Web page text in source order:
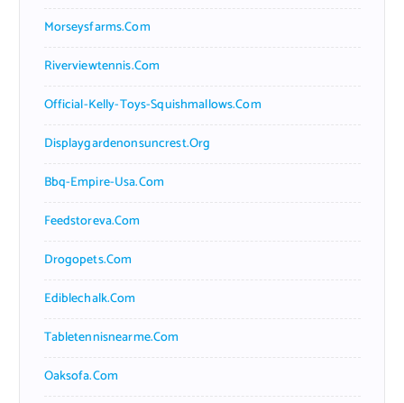
Morseysfarms.com
Riverviewtennis.com
Official-Kelly-Toys-Squishmallows.com
Displaygardenonsuncrest.org
Bbq-Empire-Usa.com
Feedstoreva.com
Drogopets.com
Ediblechalk.com
Tabletennisnearme.com
Oaksofa.com